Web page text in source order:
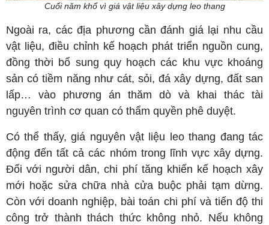
Cuối năm khổ vì giá vật liệu xây dựng leo thang
Ngoài ra, các địa phương cần đánh giá lại nhu cầu
vật liệu, điều chỉnh kế hoạch phát triển nguồn cung,
đồng thời bổ sung quy hoạch các khu vực khoáng
sản có tiềm năng như cát, sỏi, đá xây dựng, đất san
lấp… vào phương án thăm dò và khai thác tài
nguyên trình cơ quan có thẩm quyền phê duyệt.
Có thể thấy, giá nguyên vật liệu leo thang đang tác
động đến tất cả các nhóm trong lĩnh vực xây dựng.
Đối với người dân, chi phí tăng khiến kế hoạch xây
mới hoặc sửa chữa nhà cửa buộc phải tạm dừng.
Còn với doanh nghiệp, bài toán chi phí và tiến độ thi
công trở thành thách thức không nhỏ. Nếu không